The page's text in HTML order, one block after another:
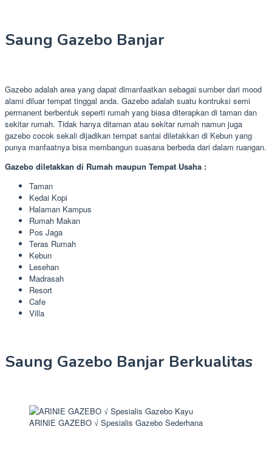
Saung Gazebo Banjar
Gazebo adalah area yang dapat dimanfaatkan sebagai sumber dari mood
alami diluar tempat tinggal anda. Gazebo adalah suatu kontruksi semi
permanent berbentuk seperti rumah yang biasa diterapkan di taman dan
sekitar rumah. Tidak hanya ditaman atau sekitar rumah namun juga
gazebo cocok sekali dijadikan tempat santai diletakkan di Kebun yang
punya manfaatnya bisa membangun suasana berbeda dari dalam ruangan.
Gazebo diletakkan di Rumah maupun Tempat Usaha :
Taman
Kedai Kopi
Halaman Kampus
Rumah Makan
Pos Jaga
Teras Rumah
Kebun
Lesehan
Madrasah
Resort
Cafe
Villa
Saung Gazebo Banjar Berkualitas
ARINIE GAZEBO √ Spesialis Gazebo Sederhana